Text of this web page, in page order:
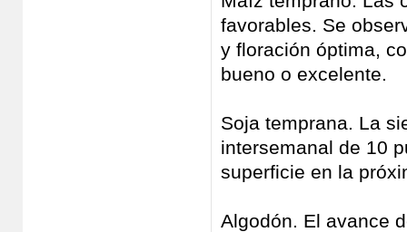
favorables. Se
y floración óptima,
bueno o excelente.
Soja temprana. La
intersemanal de 10
superficie en la
Algodón. El avance